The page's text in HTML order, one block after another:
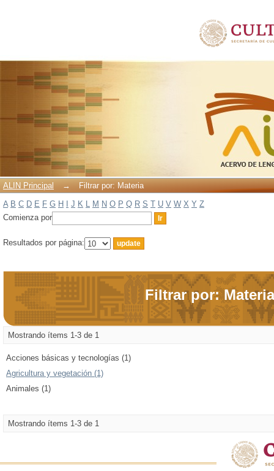
ALIN Principal →
Filtrar por: Materia
A B C D E F G H J K L M N O P Q R S T U V W X Y Z
Comienza por
Resultados por página:
Filtrar por: Materia
Mostrando ítems 1-3 de 1
Acciones básicas y tecnologías (1)
Agricultura y vegetación (1)
Animales (1)
Mostrando ítems 1-3 de 1